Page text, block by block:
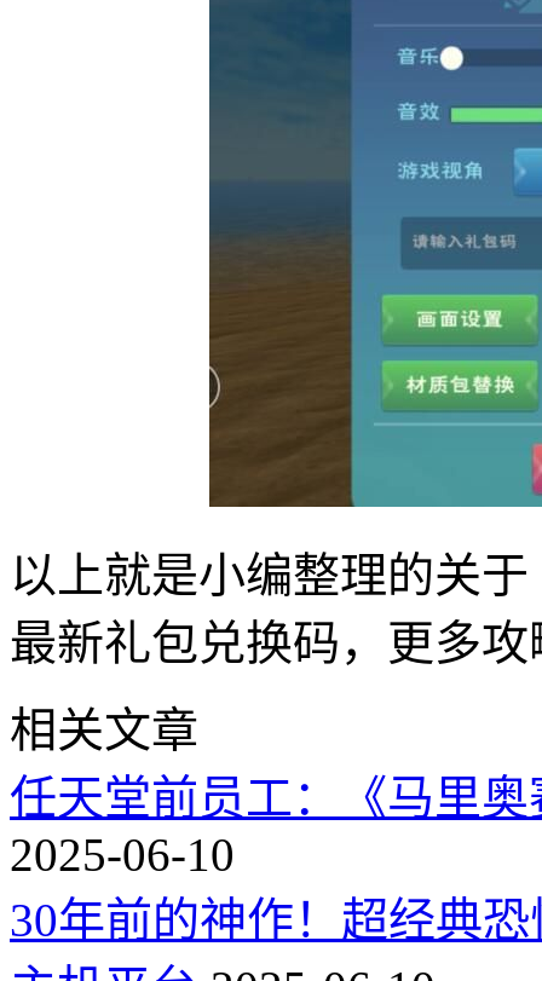
以上就是小编整理的关
最新礼包兑换码，更多
相关文章
任天堂前员工：《马里
2025-06-10
30年前的神作！超经典